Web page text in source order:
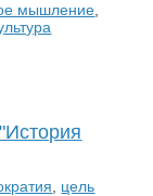
мышление
цель